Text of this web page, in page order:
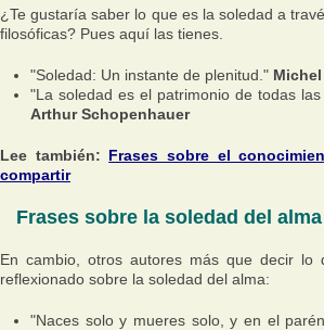
¿Te gustaría saber lo que es la soledad a
filosóficas? Pues aquí las tienes.
"Soledad: Un instante de plenitud."
"La soledad es el patrimonio de todas
Arthur Schopenhauer
Lee también: Frases sobre el
compartir
Frases sobre la soledad del alma
En cambio, otros autores más que decir lo
reflexionado sobre la soledad del alma:
"Naces solo y mueres solo, y en el